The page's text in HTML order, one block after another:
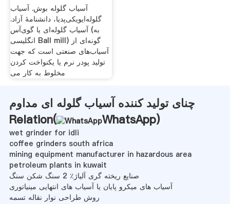
آسیاب گلوله بوش. آسیاب
گلوله‌ایویکی‌پدیا، دانشنامهٔ آزاد.
آسیاب گلوله‌ای یا گوی‌آس (به
انگلیسی Ball mill) گونه‌ای از
آسیاب‌های صنعتی است که جهت
تولید پودر نرم یا یکنواخت کردن
مخلوط به کار می
چنای تولید کننده آسیاب گلوله ای مداوم
Relation(
WhatsApp)
wet grinder for idli
coffee grinders south africa
mining equipment manufacturer in hazardous area
petroleum plants in kuwait
صنایع ریخته گری آلیاژ٪ 2 سنگ شکن سنگ
آسیاب های میکرو پایان یا آسیاب های انتهایی مینیاتوری
روش طراحی نوار نقاله تسمه